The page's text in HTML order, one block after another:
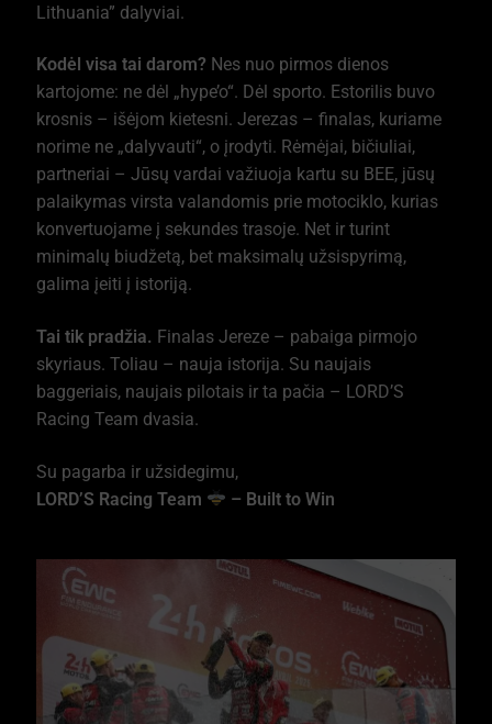
Lithuania” dalyviai.
Kodėl visa tai darom? Nes nuo pirmos dienos
kartojome: ne dėl „hype’o“. Dėl sporto. Estorilis buvo
krosnis – išėjom kietesni. Jerezas – finalas, kuriame
norime ne „dalyvauti“, o įrodyti. Rėmėjai, bičiuliai,
partneriai – Jūsų vardai važiuoja kartu su BEE, jūsų
palaikymas virsta valandomis prie motociklo, kurias
konvertuojame į sekundes trasoje. Net ir turint
minimalų biudžetą, bet maksimalų užsispyrimą,
galima įeiti į istoriją.
Tai tik pradžia. Finalas Jereze – pabaiga pirmojo
skyriaus. Toliau – nauja istorija. Su naujais
baggeriais, naujais pilotais ir ta pačia – LORD’S
Racing Team dvasia.
Su pagarba ir užsidegimu,
LORD’S Racing Team
– Built to Win